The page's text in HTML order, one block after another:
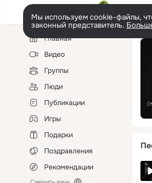
Мы используем cookie-файлы,
законный представитель.
Левая
колонкаГлавная
Видео
Группы
Люди
Публикации
Игры
Подарки
Поздравления
Рекомендации